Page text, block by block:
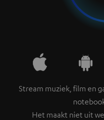
Stream muziek, film en
Het maakt niet uit